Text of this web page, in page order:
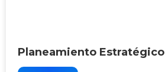
Planeamiento Estratégico